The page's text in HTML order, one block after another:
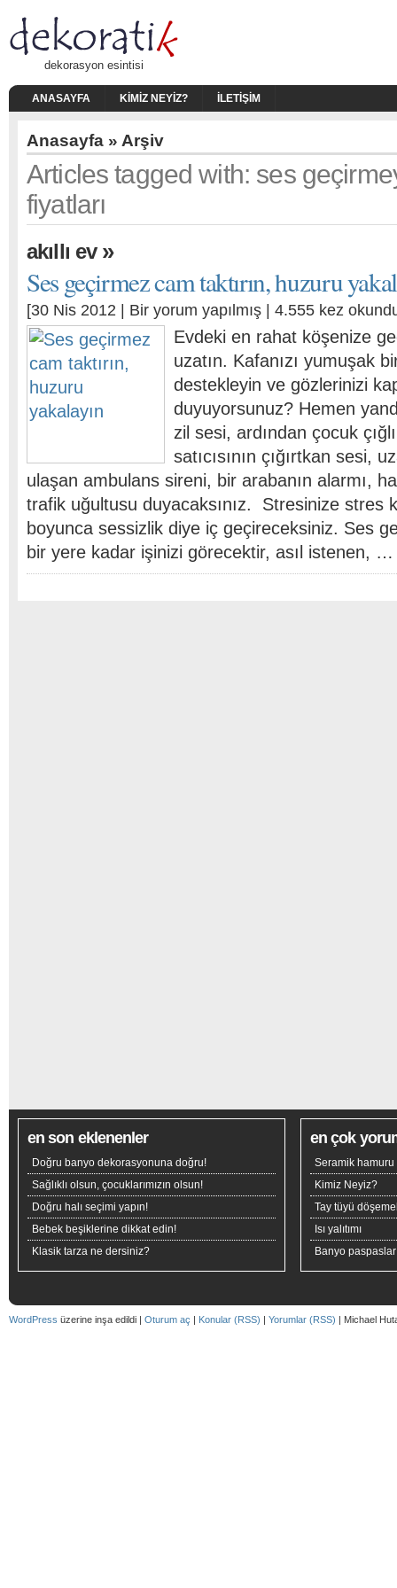
dekorasyon esintisi
ANASAYFA KIMIZ NEYIZ? İLETIŞIM
Anasayfa » Arşiv
Articles tagged with: ses
fiyatları
akıllı ev»
Ses geçirmez cam taktırın, huzuru
[30 Nis 2012 | Bir yorum yapılmış | 4.555 kez
Evdeki en rahat köşenize
uzatın. Kafanızı yumuşak
destekleyin ve gözlerinizi
duyuyorsunuz? Hemen
zil sesi, ardından çocuk
satıcısının çığırtkan sesi,
ulaşan ambulans sireni, bir arabanın alarmı,
trafik uğultusu duyacaksınız. Stresinize stres
boyunca sessizlik diye iç geçireceksiniz. Ses
bir yere kadar işinizi görecektir, asıl istenen, …
en son eklenenler
Doğru banyo dekorasyonuna doğru!
Sağlıklı olsun, çocuklarımızın olsun!
Doğru halı seçimi yapın!
Bebek beşiklerine dikkat edin!
Klasik tarza ne dersiniz?
en çok
Seramik hamuru
Kimiz Neyiz?
Tay tüyü
Isı yalıtımı
Banyo
WordPress üzerine inşa edildi | Oturum aç | Konular (RSS) | Yorumlar (RSS) | Michael